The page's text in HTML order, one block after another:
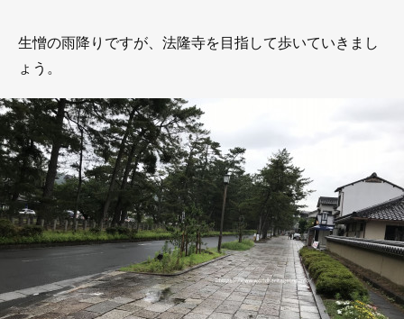
生憎の雨降りですが、法隆寺を目指して歩いていきまし
ょう。